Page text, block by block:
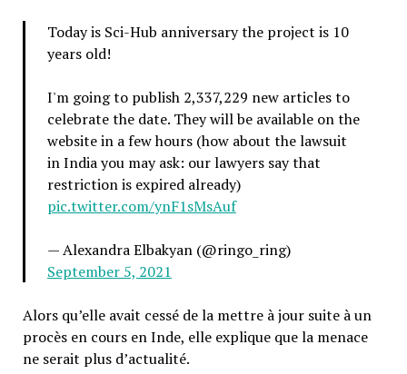
Today is Sci-Hub anniversary the project is 10
years old!
I'm going to publish 2,337,229 new articles to
celebrate the date. They will be available on the
website in a few hours (how about the lawsuit
in India you may ask: our lawyers say that
restriction is expired already)
pic.twitter.com/ynF1sMsAuf
— Alexandra Elbakyan (@ringo_ring)
September 5, 2021
Alors qu’elle avait cessé de la mettre à jour suite à un
procès en cours en Inde, elle explique que la menace
ne serait plus d’actualité.